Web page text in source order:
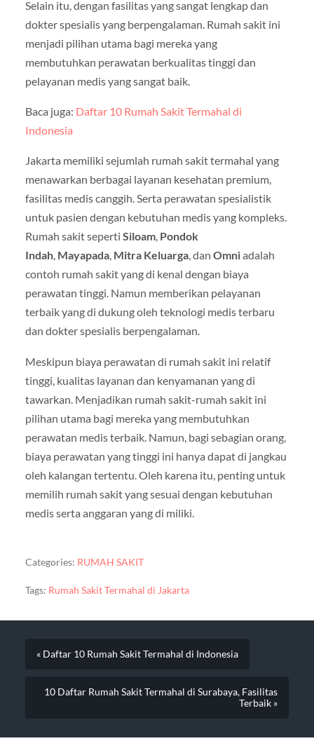
Selain itu, dengan fasilitas yang sangat lengkap dan
dokter spesialis yang berpengalaman. Rumah sakit ini
menjadi pilihan utama bagi mereka yang
membutuhkan perawatan berkualitas tinggi dan
pelayanan medis yang sangat baik.
Baca juga: Daftar 10 Rumah Sakit Termahal di
Indonesia
Jakarta memiliki sejumlah rumah sakit termahal yang
menawarkan berbagai layanan kesehatan premium,
fasilitas medis canggih. Serta perawatan spesialistik
untuk pasien dengan kebutuhan medis yang kompleks.
Rumah sakit seperti Siloam, Pondok
Indah, Mayapada, Mitra Keluarga, dan Omniadalah
contoh rumah sakit yang di kenal dengan biaya
perawatan tinggi. Namun memberikan pelayanan
terbaik yang di dukung oleh teknologi medis terbaru
dan dokter spesialis berpengalaman.
Meskipun biaya perawatan di rumah sakit ini relatif
tinggi, kualitas layanan dan kenyamanan yang di
tawarkan. Menjadikan rumah sakit-rumah sakit ini
pilihan utama bagi mereka yang membutuhkan
perawatan medis terbaik. Namun, bagi sebagian orang,
biaya perawatan yang tinggi ini hanya dapat di jangkau
oleh kalangan tertentu. Oleh karena itu, penting untuk
memilih rumah sakit yang sesuai dengan kebutuhan
medis serta anggaran yang di miliki.
Categories: RUMAH SAKIT
Tags: Rumah Sakit Termahal di Jakarta
« Daftar 10 Rumah Sakit Termahal di Indonesia
10 Daftar Rumah Sakit Termahal di Surabaya, Fasilitas
Terbaik »